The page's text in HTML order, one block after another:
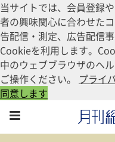
当サイトでは、会員登録
者の興味関心に合わせた
告配信・測定、広告配信
Cookieを利用します。
中のウェブブラウザのヘ
ご操作ください。 プライ
同意します